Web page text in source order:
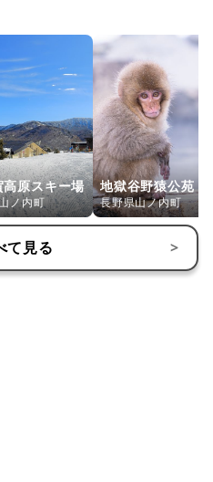
高原スキー場
ノ内町
地獄谷野猿公苑
長野県山ノ内町
て見る >